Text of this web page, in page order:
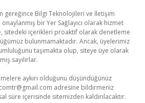
gereğince Bilgi Teknolojileri ve İletişim
bir Yer Sağlayıcı olarak hizmet
sitedeki içerikleri proaktif olarak denetleme
bulunmamaktadır. Ancak, üyelerimiz
taşımakta olup, siteye üye olarak
sayılırlar.
aykırı olduğunu düşündüğünüz
adresine bildirmeniz
süre içerisinde sitemizden kaldırılacaktır.